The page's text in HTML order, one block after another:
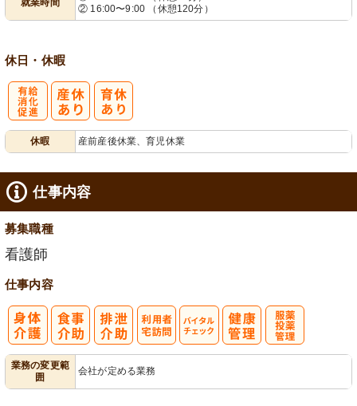
就業時間
② 16:00〜9:00 （休憩120分）
休日・休暇
休暇 産前産後休業、育児休業
仕事内容
募集職種
看護師
仕事内容
業務の変更範
囲
会社が定める業務